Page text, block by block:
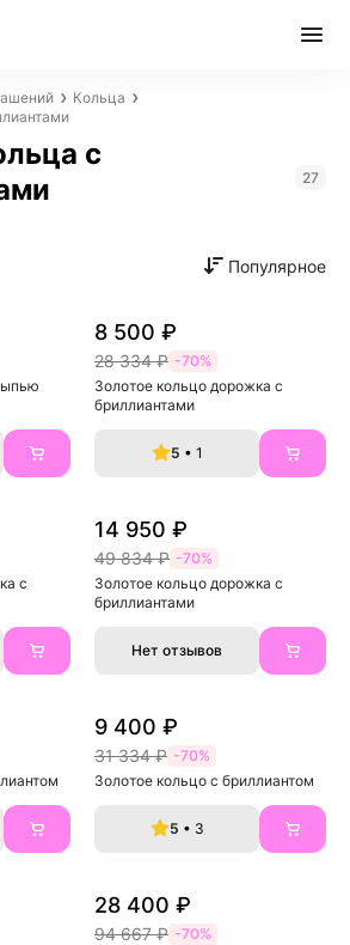
Кольца
с
27
Популярное
8 500 ₽
28 334 ₽ -70%
Золотое кольцо дорожка с
бриллиантами
5 • 1
с
14 950 ₽
49 834 ₽ -70%
Золотое кольцо дорожка с
бриллиантами
Нет отзывов
9 400 ₽
31 334 ₽ -70%
Золотое кольцо с бриллиантом
5 • 3
28 400 ₽
94 667 ₽ -70%